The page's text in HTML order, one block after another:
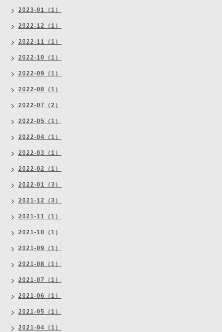
2023-01（1）
2022-12（1）
2022-11（1）
2022-10（1）
2022-09（1）
2022-08（1）
2022-07（2）
2022-05（1）
2022-04（1）
2022-03（1）
2022-02（1）
2022-01（3）
2021-12（3）
2021-11（1）
2021-10（1）
2021-09（1）
2021-08（1）
2021-07（1）
2021-06（1）
2021-05（1）
2021-04（1）